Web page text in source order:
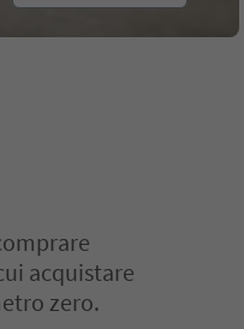
acquistare
zero.